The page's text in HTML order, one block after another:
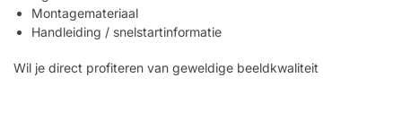
Montagemateriaal
Handleiding / snelstartinformatie
Wil je direct profiteren van geweldige beeldkwaliteit